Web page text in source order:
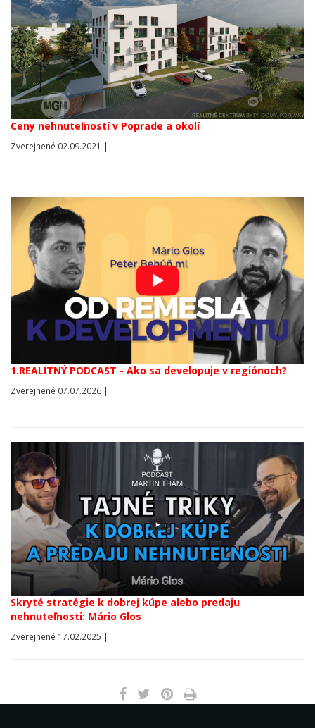
Ceny nehnuteľností v Poprade a okolí
Zverejnené 02.09.2021 |
1.REALITNÝ PODCAST - Ako sa developuje v regiónoch?
Zverejnené 07.07.2026 |
Skryté stratégie k dobrej kúpe alebo predaju
nehnuteľnosti: Mário Glos
Zverejnené 17.02.2025 |